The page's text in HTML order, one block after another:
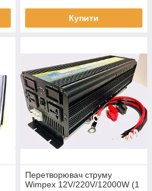
Купити
Перетворювач струму
Wimpex 12V/220V/12000W (1